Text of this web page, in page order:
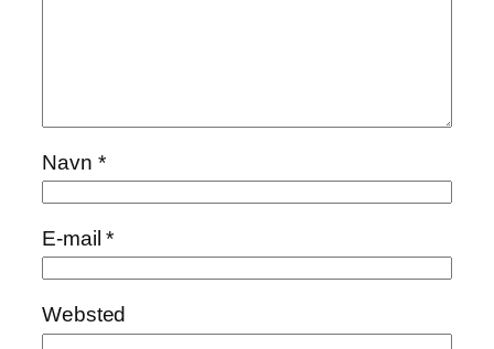
Navn *
E-mail*
Websted